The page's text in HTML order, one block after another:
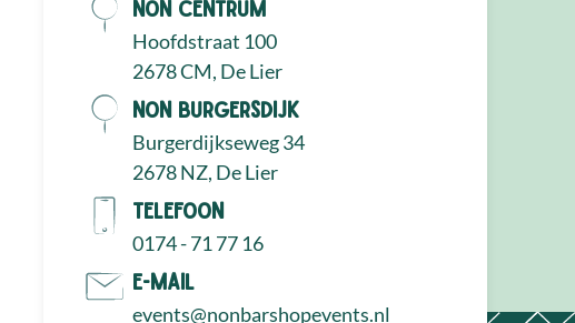
NON Centrum
Hoofdstraat 100
2678 CM, De Lier
NON Burgersdijk
Burgerdijkseweg 34
2678 NZ, De Lier
Telefoon
0174 - 71 77 16
E-mail
events@nonbarshopevents.nl